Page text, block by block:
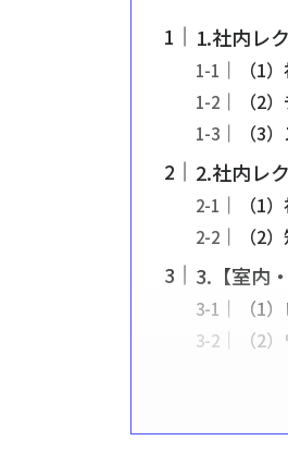
1.社内レ
（1
（2
（3
2.社内レ
（1
（2
3.【室内
（1
（2